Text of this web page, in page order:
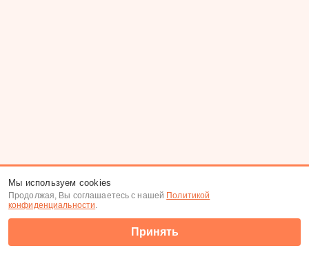
Мы используем cookies
Продолжая, Вы соглашаетесь с нашей Политикой
конфиденциальности.
Принять